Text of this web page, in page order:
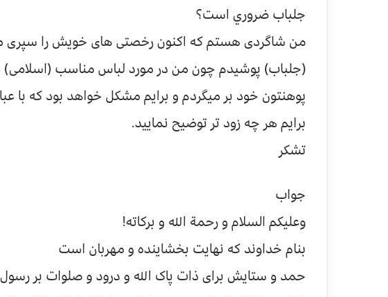
جلباب ضروري است؟
من شاگردى هستم که اکنون رخصتی های خویش را سپری
(جلباب) پوشیدم چون من در مورد لباس مناسب (اسلامی)
پوهنتون خود بر میگردم و برایم مشکل خواهد بود که با
برایم هر چه زود تر توضیح نمایيد.
تشكر
جواب
وعلیکم السلام و رحمة الله و برکاته!
بنام خداوند که نهایت بخشاینده و مهربان است
حمد و ستایش براى ذات پاک الله و درود و صلوات بر رسول